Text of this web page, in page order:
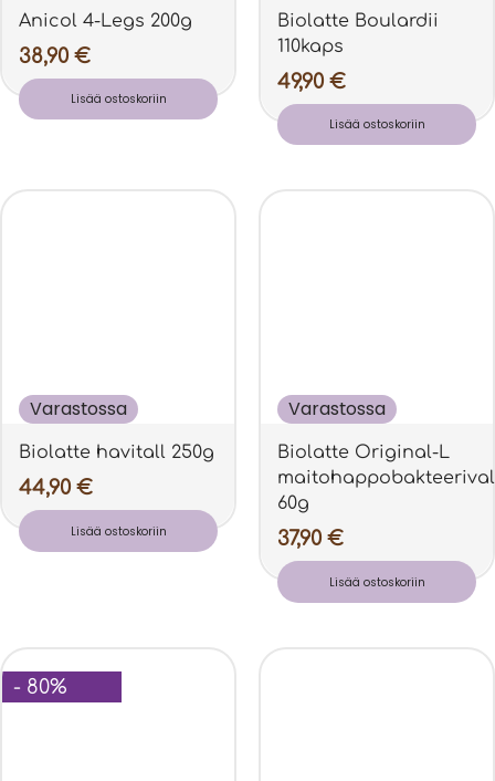
Anicol 4-Legs 200g
38,90 €
Lisää ostoskoriin
Biolatte Boulardii
110kaps
49,90 €
Lisää ostoskoriin
Varastossa
Biolatte havitall 250g
44,90 €
Lisää ostoskoriin
Varastossa
Biolatte Original-L
60g
37,90 €
Lisää ostoskoriin
- 80%